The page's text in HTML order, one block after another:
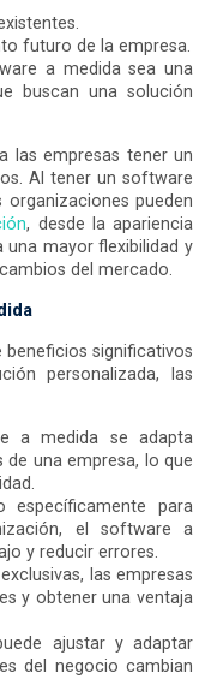
futuro de la empresa.
a medida sea una
buscan una solución
las empresas tener un
Al tener un software
pueden
, desde la apariencia
una mayor flexibilidad y
del mercado.
beneficios significativos
personalizada, las
a medida se adapta
una empresa, lo que
específicamente para
el software a
y reducir errores.
las empresas
y obtener una ventaja
ajustar y adaptar
del negocio cambian